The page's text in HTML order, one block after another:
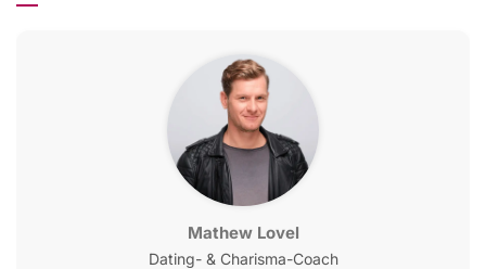
Mathew Lovel
Dating- & Charisma-Coach